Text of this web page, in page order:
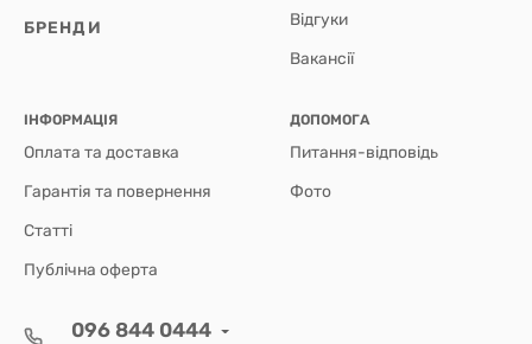
БРЕНДИ Відгуки
Вакансії
ІНФОРМАЦІЯ
Оплата та доставка
Гарантія та повернення
Статті
Публічна оферта
ДОПОМОГА
Питання-відповідь
Фото
096 844 0444